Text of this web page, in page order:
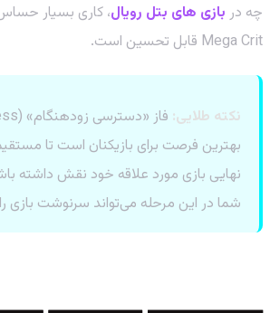
چه در بازی های بتل رویال، کاری بسیار
Mega Crit قابل تحسین است.
نکته طلایی:
بهترین فرصت برای بازیکنان است تا
نهایی بازی مورد علاقه خود نقش داشته
شما در این مرحله می‌تواند سرنوشت بازی